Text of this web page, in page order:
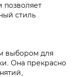
позволяет
стиль
выбором для
Она прекрасно